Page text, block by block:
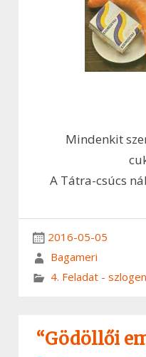
Mindenkit
A Tátra-csúcs
2016-05-05
Bagameri
4. Feladat - szlogen
“Gödöllői